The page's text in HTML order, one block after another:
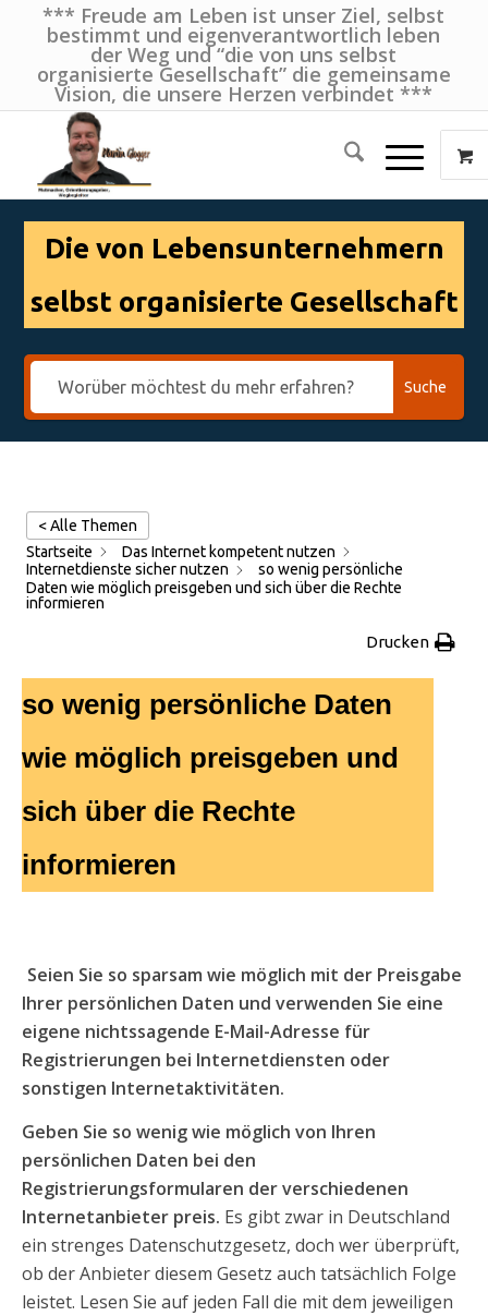
*** Freude am Leben ist unser Ziel, selbst
bestimmt und eigenverantwortlich leben
der Weg und “die von uns selbst
organisierte Gesellschaft” die gemeinsame
Vision, die unsere Herzen verbindet ***
Die von Lebensunternehmern
selbst organisierte Gesellschaft
Suche
< Alle Themen
Startseite
Das Internet kompetent nutzen
Internetdienste sicher nutzen
so wenig persönliche
Daten wie möglich preisgeben und sich über die Rechte
informieren
Drucken
so wenig persönliche Daten
wie möglich preisgeben und
sich über die Rechte
informieren
Seien Sie so sparsam wie möglich mit der Preisgabe
Ihrer persönlichen Daten und verwenden Sie eine
eigene nichtssagende E-Mail-Adresse für
Registrierungen bei Internetdiensten oder
sonstigen Internetaktivitäten.
Geben Sie so wenig wie möglich von Ihren
persönlichen Daten bei den
Registrierungsformularen der verschiedenen
Internetanbieter preis. Es gibt zwar in Deutschland
ein strenges Datenschutzgesetz, doch wer überprüft,
ob der Anbieter diesem Gesetz auch tatsächlich Folge
leistet. Lesen Sie auf jeden Fall die mit dem jeweiligen